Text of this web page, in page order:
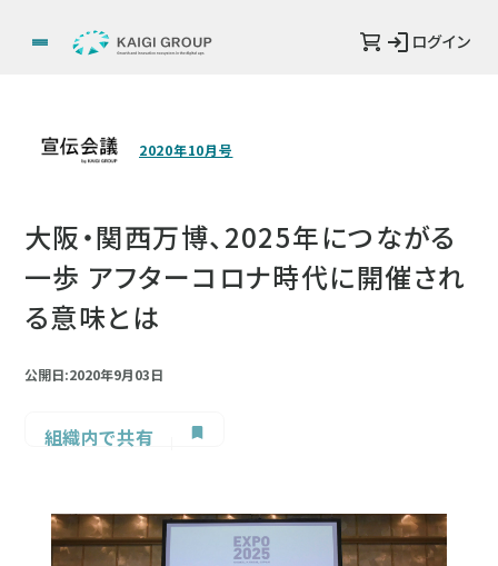
ログイン
2020年10月号
大阪・関西万博、2025年につながる
一歩 アフターコロナ時代に開催され
る意味とは
公開日:2020年9月03日
組織内で共有